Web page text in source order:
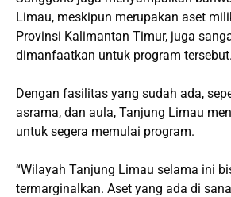
Limau, meskipun merupakan aset
Provinsi Kalimantan Timur, juga
dimanfaatkan untuk program tersebut.
Dengan fasilitas yang sudah ada,
asrama, dan aula, Tanjung Limau
untuk segera memulai program.
“Wilayah Tanjung Limau selama ini
termarginalkan. Aset yang ada di